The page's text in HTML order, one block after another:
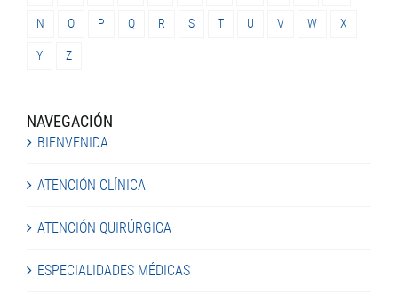
N O P Q R S T U V W X
Y Z
NAVEGACIÓN
BIENVENIDA
ATENCIÓN CLÍNICA
ATENCIÓN QUIRÚRGICA
ESPECIALIDADES MÉDICAS